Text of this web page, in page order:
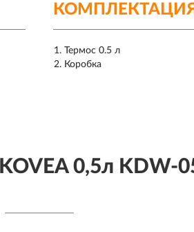
КОМПЛЕКТАЦИЯ
Термос 0.5 л
Коробка
0,5л KDW-